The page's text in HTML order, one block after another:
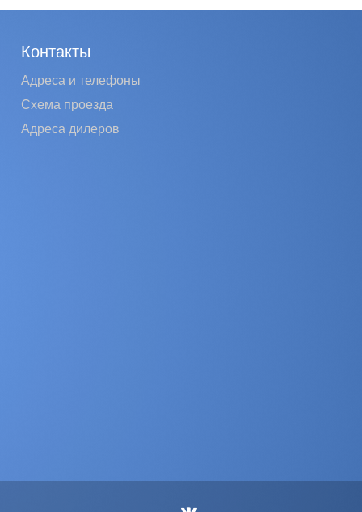
Контакты
Адреса и телефоны
Схема проезда
Адреса дилеров